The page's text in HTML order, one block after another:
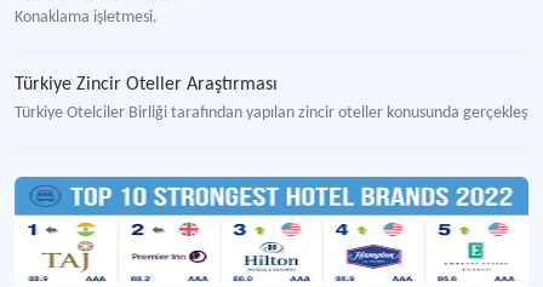
Konaklama işletmesi.
Türkiye Zincir Oteller Araştırması
Türkiye Otelciler Birliği tarafından yapılan zincir oteller konusunda
Zincir Otel
Aynı kişiye ya da şirkete ait olan, farklı yerlerde bulunan ve merkezi bir
Zincir Otellerin Rezervasyon Ağı